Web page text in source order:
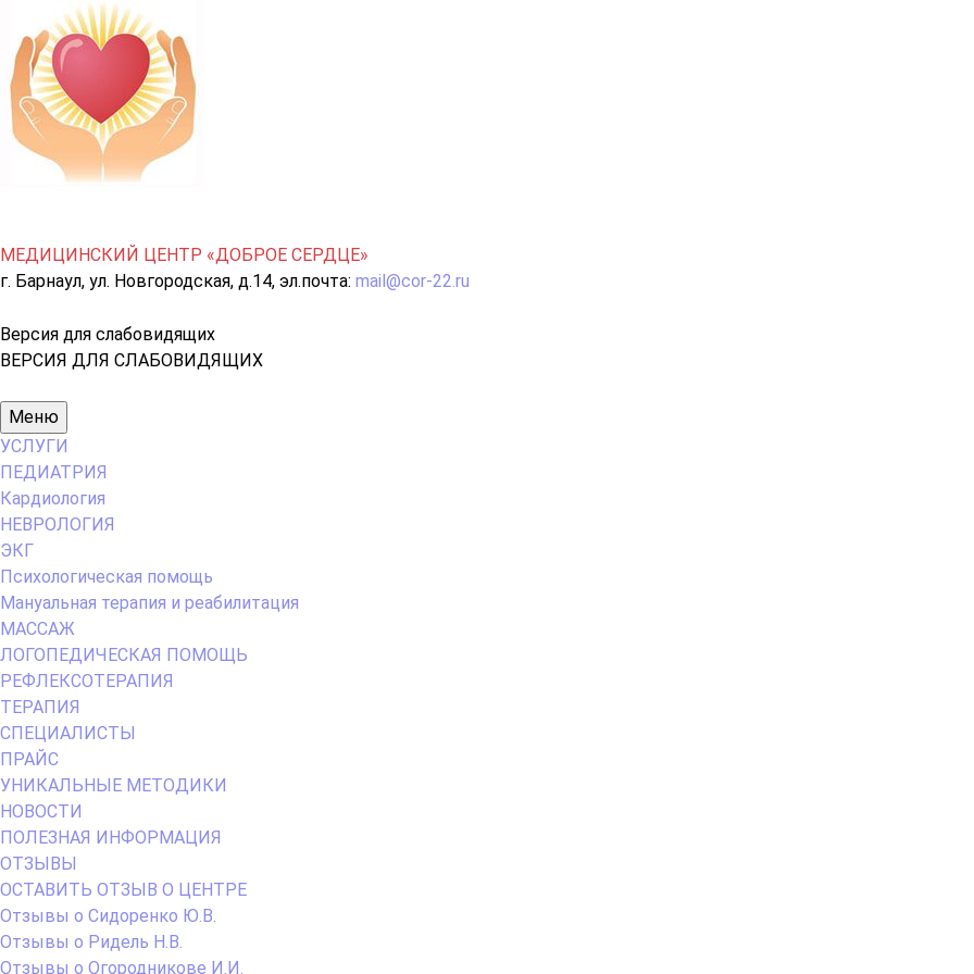
МЕДИЦИНСКИЙ ЦЕНТР «ДОБРОЕ СЕРДЦЕ»
г. Барнаул, ул. Новгородская, д.14, эл.почта: mail@cor-22.ru
Версия для слабовидящих
ВЕРСИЯ ДЛЯ СЛАБОВИДЯЩИХ
Основное
меню
Меню
УСЛУГИ
ПЕДИАТРИЯ
Кардиология
НЕВРОЛОГИЯ
ЭКГ
Психологическая помощь
Мануальная терапия и реабилитация
МАССАЖ
ЛОГОПЕДИЧЕСКАЯ ПОМОЩЬ
РЕФЛЕКСОТЕРАПИЯ
ТЕРАПИЯ
СПЕЦИАЛИСТЫ
ПРАЙС
УНИКАЛЬНЫЕ МЕТОДИКИ
НОВОСТИ
ПОЛЕЗНАЯ ИНФОРМАЦИЯ
ОТЗЫВЫ
ОСТАВИТЬ ОТЗЫВ О ЦЕНТРЕ
Отзывы о Сидоренко Ю.В.
Отзывы о Ридель Н.В.
Отзывы о Огородникове И.И.